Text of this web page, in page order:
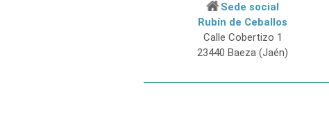
Sede social
Rubín de Ceballos
Calle Cobertizo 1
23440 Baeza (Jaén)